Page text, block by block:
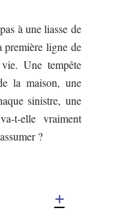
à une liasse de
première ligne de
Une tempête
la maison, une
sinistre, une
t-elle vraiment
?